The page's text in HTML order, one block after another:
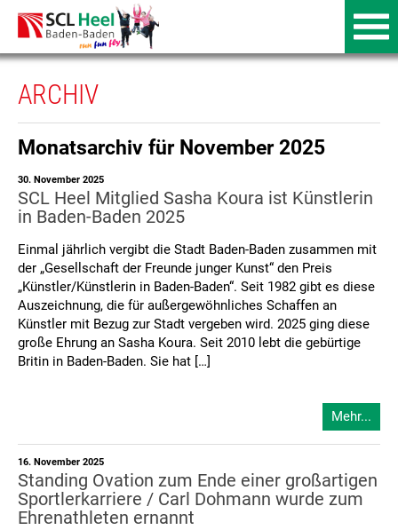
ARCHIV
Monatsarchiv für November 2025
30. November 2025
SCL Heel Mitglied Sasha Koura ist Künstlerin
in Baden-Baden 2025
Einmal jährlich vergibt die Stadt Baden-Baden zusammen mit
der „Gesellschaft der Freunde junger Kunst“ den Preis
„Künstler/Künstlerin in Baden-Baden“. Seit 1982 gibt es diese
Auszeichnung, die für außergewöhnliches Schaffen an
Künstler mit Bezug zur Stadt vergeben wird. 2025 ging diese
große Ehrung an Sasha Koura. Seit 2010 lebt die gebürtige
Britin in Baden-Baden. Sie hat […]
Mehr...
16. November 2025
Standing Ovation zum Ende einer großartigen
Sportlerkarriere / Carl Dohmann wurde zum
Ehrenathleten ernannt